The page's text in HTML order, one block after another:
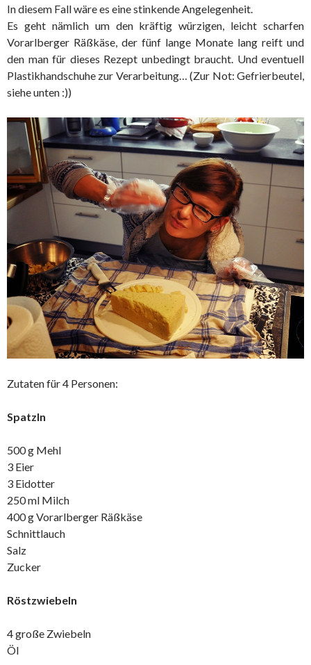
In diesem Fall wäre es eine stinkende Angelegenheit.
Es geht nämlich um den kräftig würzigen, leicht scharfen
Vorarlberger Räßkäse, der fünf lange Monate lang reift und
den man für dieses Rezept unbedingt braucht. Und eventuell
Plastikhandschuhe zur Verarbeitung… (Zur Not: Gefrierbeutel,
siehe unten :))
Zutaten für 4 Personen:
Spatzln
500 g Mehl
3 Eier
3 Eidotter
250 ml Milch
400 g Vorarlberger Räßkäse
Schnittlauch
Salz
Zucker
Röstzwiebeln
4 große Zwiebeln
Öl